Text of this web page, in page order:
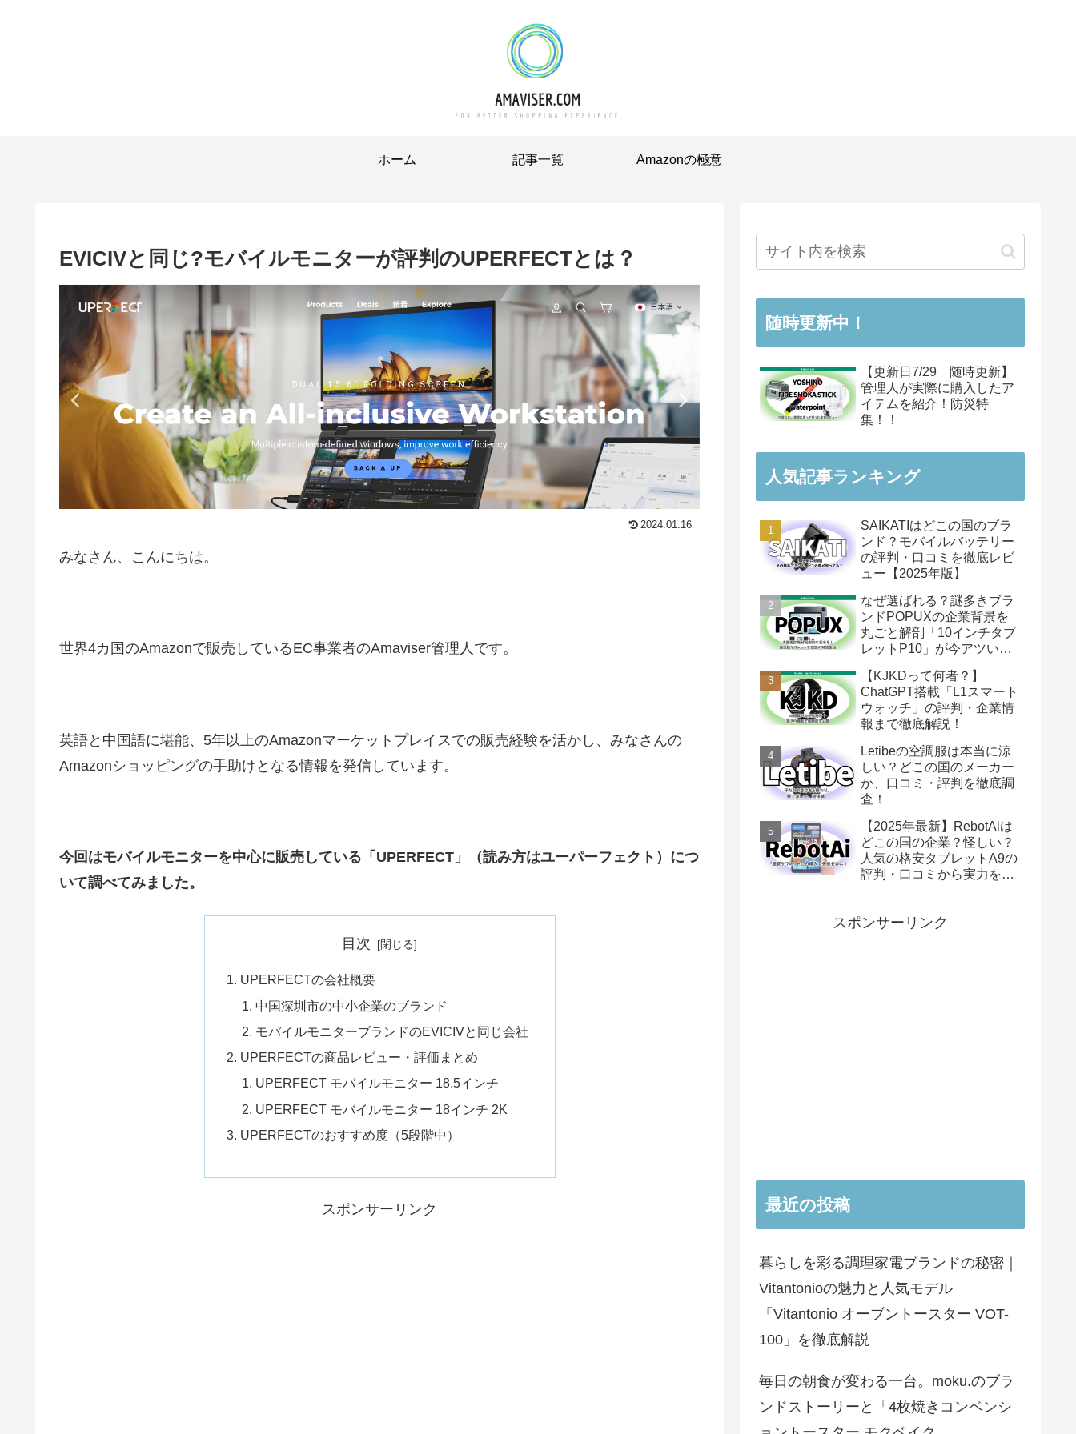
ホーム 記事一覧 Amazonの極意
EVICIVと同じ?モバイルモニターが評判のUPERFECTとは？
2024.01.16
みなさん、こんにちは。
世界4カ国のAmazonで販売しているEC事業者のAmaviser管理人です。
英語と中国語に堪能、5年以上のAmazonマーケットプレイスでの販売経験を活かし、みなさんの
Amazonショッピングの手助けとなる情報を発信しています。
今回はモバイルモニターを中心に販売している「UPERFECT」（読み方はユーパーフェクト）につ
いて調べてみました。
目次
UPERFECTの会社概要
中国深圳市の中小企業のブランド
モバイルモニターブランドのEVICIVと同じ会社
UPERFECTの商品レビュー・評価まとめ
UPERFECT モバイルモニター 18.5インチ
UPERFECT モバイルモニター 18インチ 2K
UPERFECTのおすすめ度（5段階中）
スポンサーリンク
随時更新中！
【更新日7/29 随時更新】
管理人が実際に購入したア
イテムを紹介！防災特
集！！
人気記事ランキング
SAIKATIはどこの国のブラ
ンド？モバイルバッテリー
の評判・口コミを徹底レビ
ュー【2025年版】
なぜ選ばれる？謎多きブラ
ンドPOPUXの企業背景を
丸ごと解剖「10インチタブ
レットP10」が今アツい理
【KJKDって何者？】
ChatGPT搭載「L1スマート
ウォッチ」の評判・企業情
報まで徹底解説！
Letibeの空調服は本当に涼
しい？どこの国のメーカー
か、口コミ・評判を徹底調
査！
【2025年最新】RebotAiは
どこの国の企業？怪しい？
人気の格安タブレットA9の
評判・口コミから実力を徹
スポンサーリンク
最近の投稿
暮らしを彩る調理家電ブランドの秘密｜
Vitantonioの魅力と人気モデル
「Vitantonio オーブントースター VOT-
100」を徹底解説
毎日の朝食が変わる一台。moku.のブラ
ンドストーリーと「4枚焼きコンベンシ